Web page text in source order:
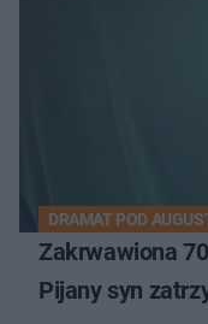
DRAMAT POD
Zakrwawiona
Pijany syn